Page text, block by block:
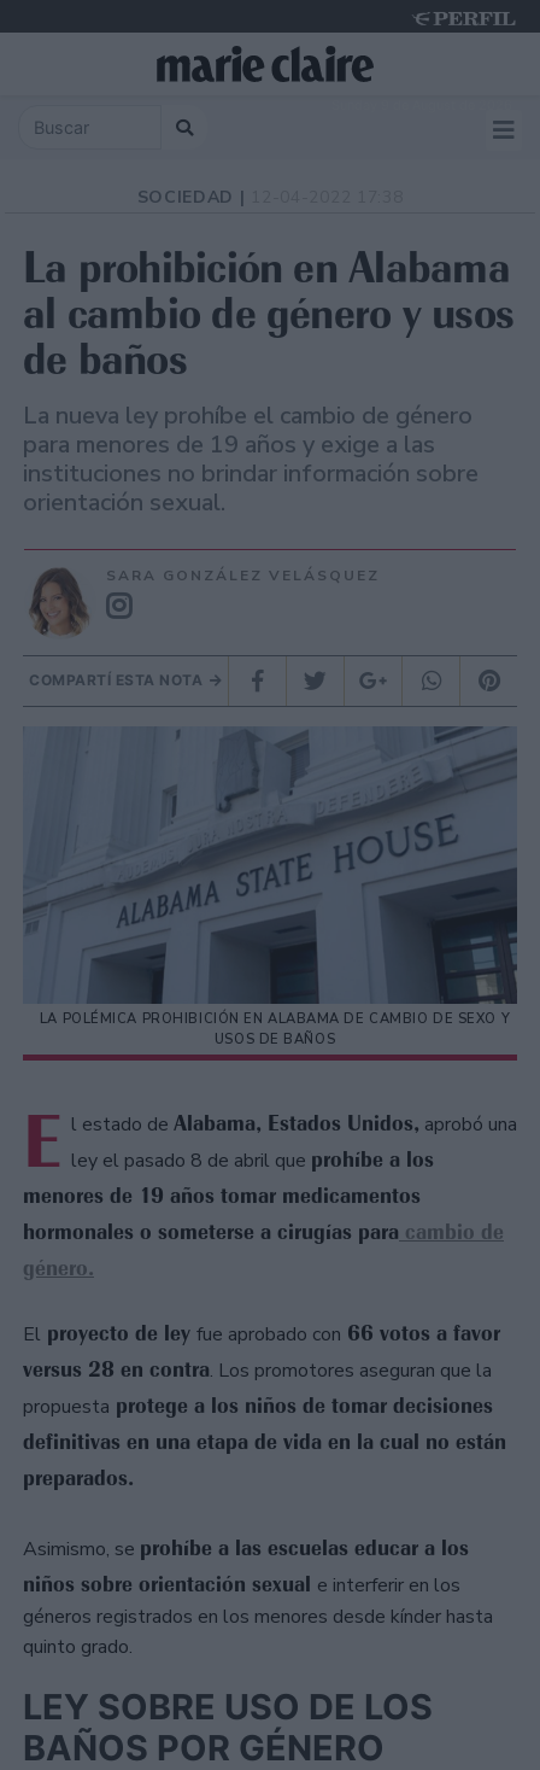
SOCIEDAD |
La prohibición en Alabama
al cambio de género y usos
de baños
La nueva ley prohíbe el cambio de género
para menores de 19 años y exige a las
instituciones no brindar información sobre
orientación sexual.
SARA GONZÁLEZ VELÁSQUEZ
COMPARTÍ ESTA NOTA
LA POLÉMICA PROHIBICIÓN EN ALABAMA DE CAMBIO DE SEXO Y
USOS DE BAÑOS
E l estado de Alabama, Estados Unidos, aprobó una
ley el pasado 8 de abril que prohíbe a los
menores de 19 años tomar medicamentos
hormonales o someterse a cirugías para cambio de
género.
El proyecto de ley fue aprobado con 66 votos a favor
versus 28 en contra. Los promotores aseguran que la
propuesta protege a los niños de tomar decisiones
definitivas en una etapa de vida en la cual no están
preparados.
Asimismo, se prohíbe a las escuelas educar a los
niños sobre orientación sexual e interferir en los
géneros registrados en los menores desde kínder hasta
quinto grado.
LEY SOBRE USO DE LOS
BAÑOS POR GÉNERO